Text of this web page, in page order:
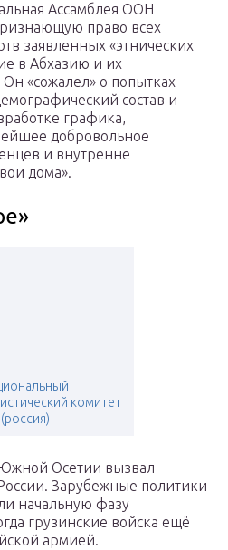
Ассамблея ООН
право всех
заявленных «этнических
в Абхазию и их
«сожалел» о попытках
состав и
графика,
добровольное
и внутренне
дома».
комитет
(россия)
Осетии вызвал
Зарубежные политики
начальную фазу
грузинские войска ещё
армией.